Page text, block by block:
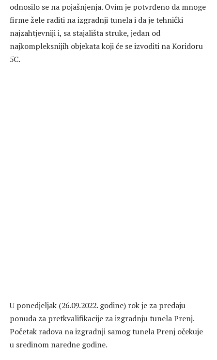
odnosilo se na pojašnjenja. Ovim je potvrđeno da mnoge
firme žele raditi na izgradnji tunela i da je tehnički
najzahtjevniji i, sa stajališta struke, jedan od
najkompleksnijih objekata koji će se izvoditi na Koridoru
5C.
U ponedjeljak (26.09.2022. godine) rok je za predaju
ponuda za pretkvalifikacije za izgradnju tunela Prenj.
Početak radova na izgradnji samog tunela Prenj očekuje
u sredinom naredne godine.